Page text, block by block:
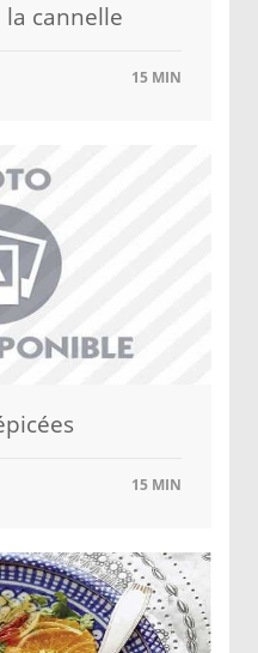
la cannelle
15 MIN
15 MIN